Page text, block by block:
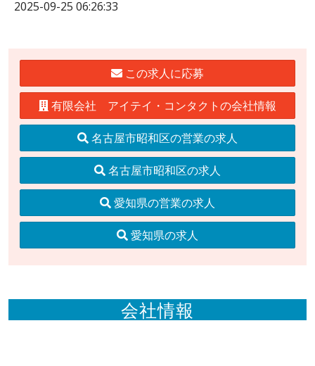
2025-09-25 06:26:33
この求人に応募
有限会社 アイテイ・コンタクトの会社情報
名古屋市昭和区の営業の求人
名古屋市昭和区の求人
愛知県の営業の求人
愛知県の求人
会社情報